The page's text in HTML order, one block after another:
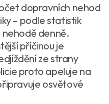
dopravních nehod
– podle statistik
nehodě denně.
příčinou je
ze strany
proto apeluje na
osvětové